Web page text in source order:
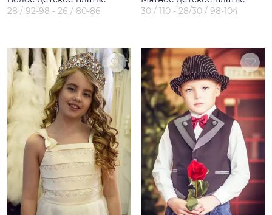
28 / 92-98 - 26 / 80-86
30 / 110 - 28/30 / 98-104